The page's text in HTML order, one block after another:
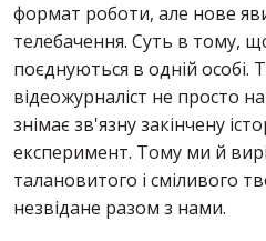
формат роботи, але нове
телебачення. Суть в тому,
поєднуються в одній
відеожурналіст не просто
знімає зв'язну закінчену
експеримент. Тому ми й
талановитого і сміливого
незвідане разом з нами.